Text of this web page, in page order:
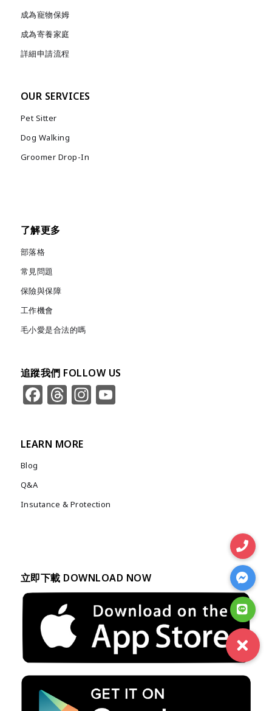
成為寵物保姆
成為寄養家庭
詳細申請流程
OUR SERVICES
Pet Sitter
Dog Walking
Groomer Drop-In
了解更多
部落格
常見問題
保險與保障
工作機會
毛小愛是合法的嗎
追蹤我們 FOLLOW US
FacebookThreadsInstagram
LEARN MORE
Blog
Q&A
Insutance & Protection
立即下載 DOWNLOAD NOW